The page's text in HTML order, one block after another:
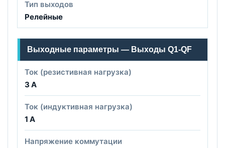
Тип выходов
Релейные
Выходные параметры — Выходы Q1-QF
Ток (резистивная нагрузка)
3 А
Ток (индуктивная нагрузка)
1 А
Напряжение коммутации